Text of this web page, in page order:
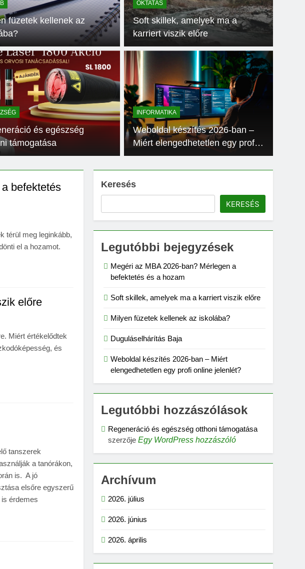
1 Hónap Ezelőtt
füzetek kellenek az
egyik legfontosabb feladata a megfelelő tanszerek beszerzése,
gyerekek nap mint nap…
füzetek kellenek az
OKTATÁS
Soft skillek, amelyek ma a
karriert viszik előre
és egészség
támogatása
INFORMATIKA
Weboldal készítés 2026-ban –
Miért elengedhetetlen egy profi
online jelenlét?
befektetés
térül meg leginkább,
el a hozamot.
előre
Miért értékelődtek
és
tanszerek
a tanórákon,
is. A jó
elsőre egyszerű
érdemes
Keresés
KERESÉS
Legutóbbi bejegyzések
Megéri az MBA 2026-ban? Mérlegen a
befektetés és a hozam
Soft skillek, amelyek ma a karriert viszik előre
Milyen füzetek kellenek az iskolába?
Duguláselhárítás Baja
Weboldal készítés 2026-ban – Miért
elengedhetetlen egy profi online jelenlét?
Legutóbbi hozzászólások
Regeneráció és egészség otthoni támogatása
szerzőjeEgy WordPress hozzászóló
Archívum
2026. július
2026. június
2026. április